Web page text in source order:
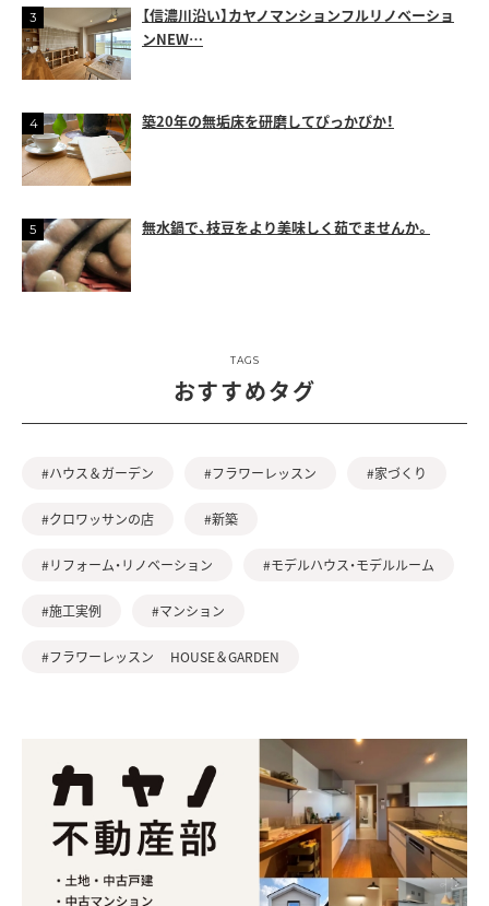
【信濃川沿い】カヤノマンションフルリノベーショ
ンNEW…
築20年の無垢床を研磨してぴっかぴか！
無水鍋で、枝豆をより美味しく茹でませんか。
TAGS
おすすめタグ
#ハウス＆ガーデン #フラワーレッスン #家づくり
#クロワッサンの店 #新築
#リフォーム・リノベーション #モデルハウス・モデルルーム
#施工実例 #マンション
#フラワーレッスン HOUSE＆GARDEN